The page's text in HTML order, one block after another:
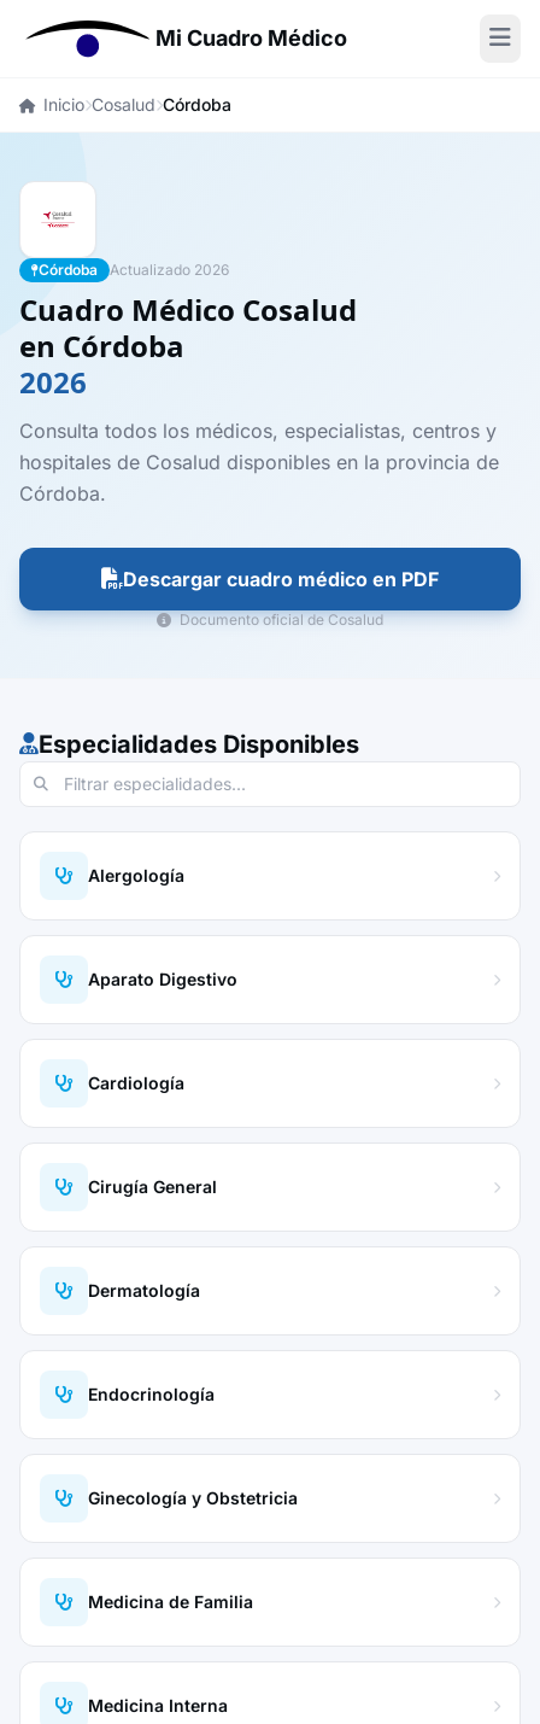
Mi Cuadro Médico
Inicio Cosalud Córdoba
Córdoba Actualizado 2026
Cuadro Médico Cosalud
en Córdoba
2026
Consulta todos los médicos, especialistas, centros y
hospitales de Cosalud disponibles en la provincia de
Córdoba.
Descargar cuadro médico en PDF
Documento oficial de Cosalud
Especialidades Disponibles
Alergología
Aparato Digestivo
Cardiología
Cirugía General
Dermatología
Endocrinología
Ginecología y Obstetricia
Medicina de Familia
Medicina Interna